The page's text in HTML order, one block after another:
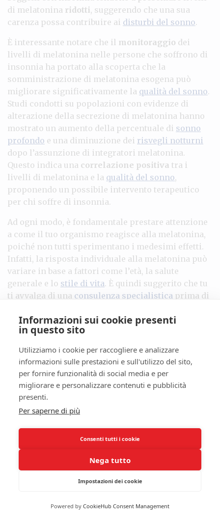
di melatonina ridotti, suggerendo che una sua
carenza possa contribuire ai disturbi del sonno.
È interessante notare che il monitoraggio dei
livelli di melatonina nelle persone che soffrono di
insonnia ha portato alla scoperta che la
somministrazione di melatonina esogena può
migliorare significativamente la qualità del sonno.
Studi condotti su popolazioni con evidenze di
alterazione della secrezione di melatonina hanno
mostrato un aumento della percentuale di sonno
profondo e una diminuzione dei risvegli notturni
dopo l’assunzione di integratori melatonina.
Questo indica una correlazione positiva tra i
livelli di melatonina e la qualità del sonno,
proponendo un possibile intervento terapeutico
per chi soffre di insonnia.
Ad ogni modo, è fondamentale prestare attenzione
a come il tuo organismo reagisce alla melatonina,
poiché non tutti sperimentano i medesimi effetti.
Infatti, la risposta individuale alla melatonina può
variare in base a fattori come l’età, la salute
generale e lo stile di vita. È quindi suggerito che tu
ti avvalga di una consulenza specialistica prima di
Studi Clinici che Coinvolgono
Negli ultimi anni, sono stati condotti diversistudi
cliniciriguardo l’uso di integratori di melatonina
per trattare l’insonnia. La maggior parte di questi
studi ha mirato a valutare l’efficacia di questa
sostanza nel migliorare i parametri del sonno,
totale del sonno. In molti casi, i risultati sono stati
promettenti, evidenziando un miglioramento
significativo nel tempo necessario per
addormentarsi e un aumento dellaqualità del
tra i partecipanti.
Un esempio chiave è rappresentato da uno studio
Informazioni sui cookie presenti
in questo sito
Utilizziamo i cookie per raccogliere e analizzare
informazioni sulle prestazioni e sull'utilizzo del sito,
per fornire funzionalità di social media e per
migliorare e personalizzare contenuti e pubblicità
presenti.
Per saperne di più
Consenti tutti i cookie
Nega tutto
Impostazioni dei cookie
Powered by CookieHub Consent Management